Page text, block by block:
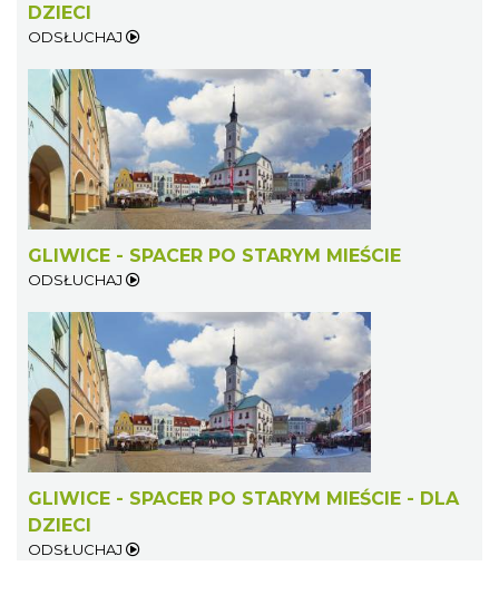
DZIECI
ODSŁUCHAJ
GLIWICE - SPACER PO STARYM MIEŚCIE
ODSŁUCHAJ
GLIWICE - SPACER PO STARYM MIEŚCIE - DLA
DZIECI
ODSŁUCHAJ